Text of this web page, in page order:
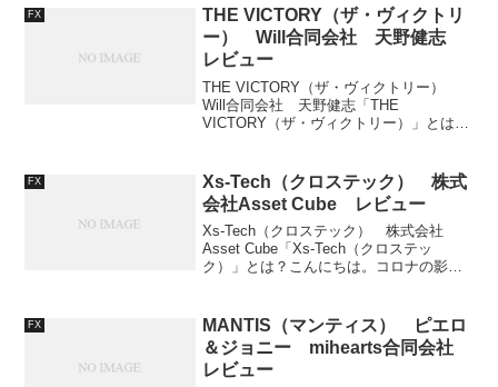
加奈江さんの「GRANT（グラント）」を
レビューしていきま...
FX
THE VICTORY（ザ・ヴィクトリ
ー） Will合同会社 天野健志
レビュー
THE VICTORY（ザ・ヴィクトリー）
Will合同会社 天野健志「THE
VICTORY（ザ・ヴィクトリー）」とは？
そのため、「1年の真ん中の日はい
つ？」...
FX
Xs-Tech（クロステック） 株式
会社Asset Cube レビュー
Xs-Tech（クロステック） 株式会社
Asset Cube「Xs-Tech（クロステッ
ク）」とは？こんにちは。コロナの影響
ほとんどの人が気づいているかもしれま
せんが、...
FX
MANTIS（マンティス） ピエロ
＆ジョニー mihearts合同会社
レビュー